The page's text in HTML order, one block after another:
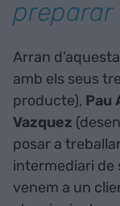
Arran
amb els seus
producte), Pau
Vazquez
posar a
intermediari de
venem a un